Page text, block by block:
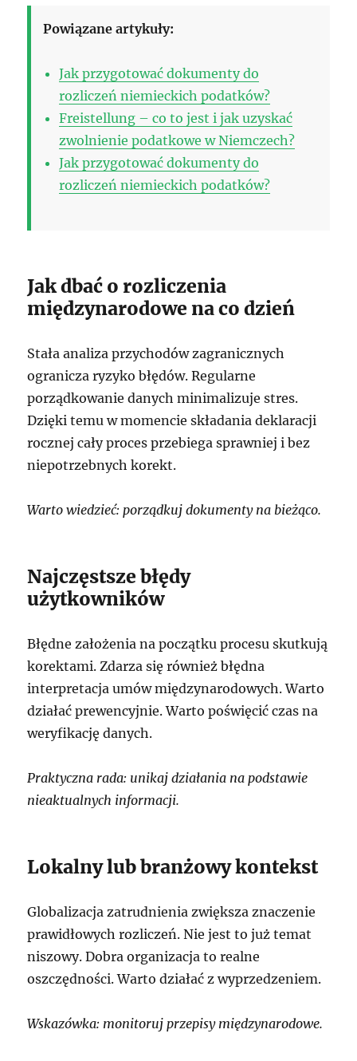
Powiązane artykuły:
Jak przygotować dokumenty do
rozliczeń niemieckich podatków?
Freistellung – co to jest i jak uzyskać
zwolnienie podatkowe w Niemczech?
Jak przygotować dokumenty do
rozliczeń niemieckich podatków?
Jak dbać o rozliczenia
międzynarodowe na co dzień
Stała analiza przychodów zagranicznych
ogranicza ryzyko błędów. Regularne
porządkowanie danych minimalizuje stres.
Dzięki temu w momencie składania deklaracji
rocznej cały proces przebiega sprawniej i bez
niepotrzebnych korekt.
Warto wiedzieć: porządkuj dokumenty na bieżąco.
Najczęstsze błędy
użytkowników
Błędne założenia na początku procesu skutkują
korektami. Zdarza się również błędna
interpretacja umów międzynarodowych. Warto
działać prewencyjnie. Warto poświęcić czas na
weryfikację danych.
Praktyczna rada: unikaj działania na podstawie
nieaktualnych informacji.
Lokalny lub branżowy kontekst
Globalizacja zatrudnienia zwiększa znaczenie
prawidłowych rozliczeń. Nie jest to już temat
niszowy. Dobra organizacja to realne
oszczędności. Warto działać z wyprzedzeniem.
Wskazówka: monitoruj przepisy międzynarodowe.